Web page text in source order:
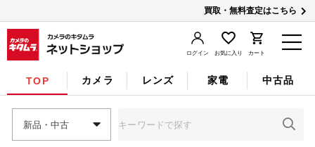
買取・無料査定はこちら
ログイン お気に入り カート
TOP カメラ レンズ 家電 中古品
新品・中古